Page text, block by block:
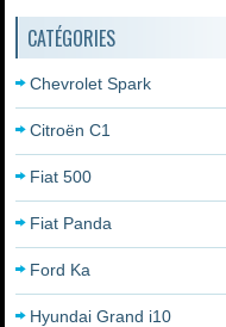
CATÉGORIES
Chevrolet Spark
Citroën C1
Fiat 500
Fiat Panda
Ford Ka
Hyundai Grand i10